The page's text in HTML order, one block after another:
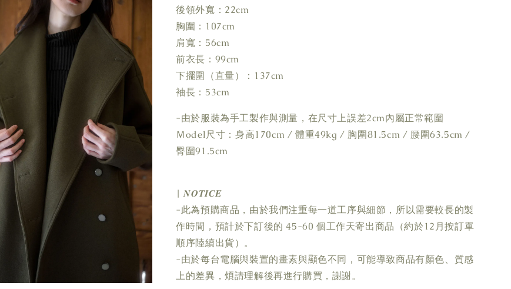
後領外寬：22cm
胸圍：107cm
肩寬：56cm
前衣長：99cm
下擺圍（直量）：137cm
袖長：53cm
-由於服裝為手工製作與測量，在尺寸上誤差2cm內屬正常範圍
Ｍodel尺寸：身高170cm / 體重49kg / 胸圍81.5cm / 腰圍63.5cm /
臀圍91.5cm
| 𝑵𝑶𝑻𝑰𝑪𝑬
-此為預購商品，由於我們注重每一道工序與細節，所以需要較長的製
作時間，預計於下訂後的 45-60 個工作天寄出商品（約於12月按訂單
順序陸續出貨）。
-由於每台電腦與裝置的畫素與顯色不同，可能導致商品有顏色、質感
上的差異，煩請理解後再進行購買，謝謝。